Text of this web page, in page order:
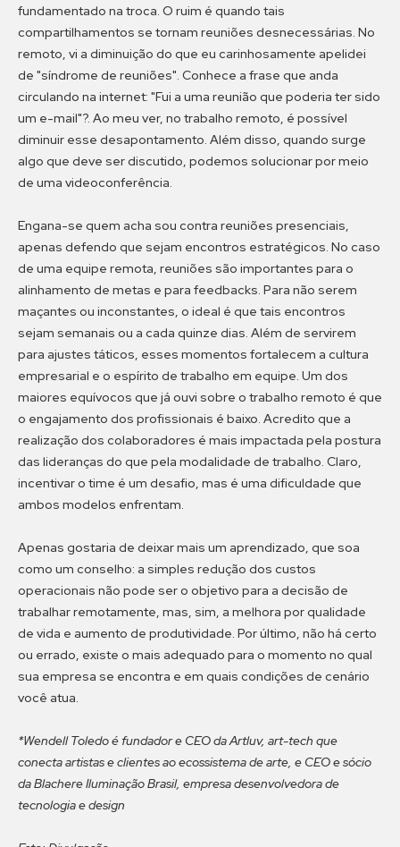
fundamentado na troca. O ruim é quando tais
compartilhamentos se tornam reuniões desnecessárias. No
remoto, vi a diminuição do que eu carinhosamente apelidei
de "síndrome de reuniões". Conhece a frase que anda
circulando na internet: "Fui a uma reunião que poderia ter sido
um e-mail"?. Ao meu ver, no trabalho remoto, é possível
diminuir esse desapontamento. Além disso, quando surge
algo que deve ser discutido, podemos solucionar por meio
de uma videoconferência.
Engana-se quem acha sou contra reuniões presenciais,
apenas defendo que sejam encontros estratégicos. No caso
de uma equipe remota, reuniões são importantes para o
alinhamento de metas e para feedbacks. Para não serem
maçantes ou inconstantes, o ideal é que tais encontros
sejam semanais ou a cada quinze dias. Além de servirem
para ajustes táticos, esses momentos fortalecem a cultura
empresarial e o espírito de trabalho em equipe. Um dos
maiores equívocos que já ouvi sobre o trabalho remoto é que
o engajamento dos profissionais é baixo. Acredito que a
realização dos colaboradores é mais impactada pela postura
das lideranças do que pela modalidade de trabalho. Claro,
incentivar o time é um desafio, mas é uma dificuldade que
ambos modelos enfrentam.
Apenas gostaria de deixar mais um aprendizado, que soa
como um conselho: a simples redução dos custos
operacionais não pode ser o objetivo para a decisão de
trabalhar remotamente, mas, sim, a melhora por qualidade
de vida e aumento de produtividade. Por último, não há certo
ou errado, existe o mais adequado para o momento no qual
sua empresa se encontra e em quais condições de cenário
você atua.
*Wendell Toledo é fundador e CEO da Artluv, art-tech que
conecta artistas e clientes ao ecossistema de arte, e CEO e sócio
da Blachere Iluminação Brasil, empresa desenvolvedora de
tecnologia e design